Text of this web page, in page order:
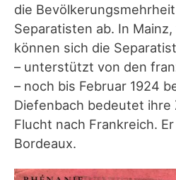
die
Separatisten ab. In
können sich die
– unterstützt von den
– noch bis Februar 1924
Diefenbach bedeutet ihre
Flucht nach Frankreich.
Bordeaux.